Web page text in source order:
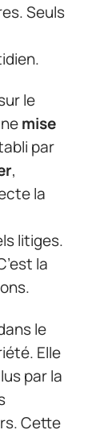
Seuls
le
mise
par
,
la
litiges.
la
le
Elle
par la
Cette